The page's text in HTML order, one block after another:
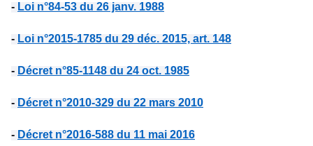
- Loi n°84-53 du 26 janv. 1988
- Loi n°2015-1785 du 29 déc. 2015, art. 148
- Décret n°85-1148 du 24 oct. 1985
- Décret n°2010-329 du 22 mars 2010
- Décret n°2016-588 du 11 mai 2016